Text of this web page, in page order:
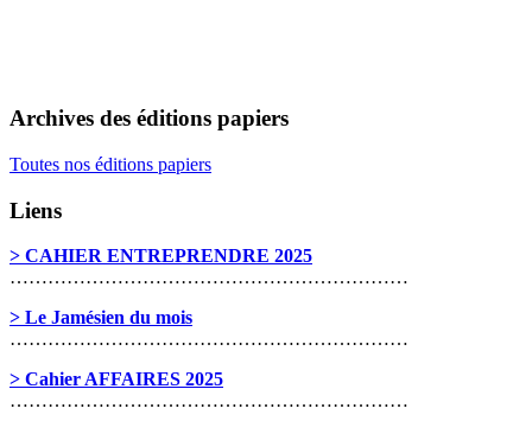
Archives des éditions papiers
Toutes nos éditions papiers
Liens
> CAHIER ENTREPRENDRE 2025
………………………………………………………
> Le Jamésien du mois
………………………………………………………
> Cahier AFFAIRES 2025
………………………………………………………